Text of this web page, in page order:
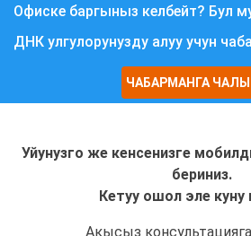
Офиске баргыныз келбейт? Бул
ДНК улгулорунузду алуу учун
ЧАБАРМАНГА
Уйунузго же кенсенизге
бериниз.
Кетуу ошол эле куну
Акысыз